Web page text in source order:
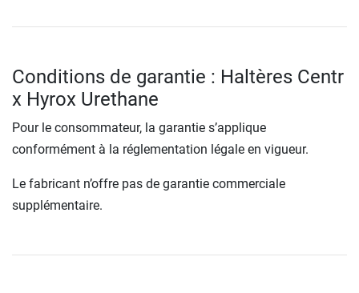
Conditions de garantie : Haltères Centr
x Hyrox Urethane
Pour le consommateur, la garantie s’applique
conformément à la réglementation légale en vigueur.
Le fabricant n’offre pas de garantie commerciale
supplémentaire.